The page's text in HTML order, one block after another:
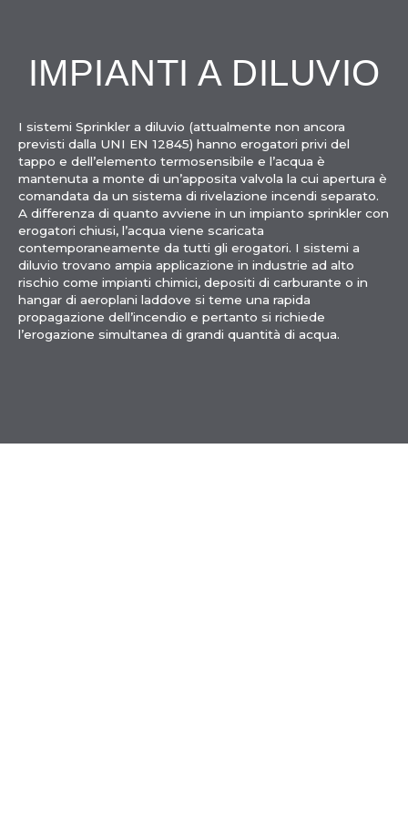
IMPIANTI A DILUVIO
I sistemi Sprinkler a diluvio (attualmente non ancora
previsti dalla UNI EN 12845) hanno erogatori privi del
tappo e dell’elemento termosensibile e l’acqua è
mantenuta a monte di un’apposita valvola la cui apertura è
comandata da un sistema di rivelazione incendi separato.
A differenza di quanto avviene in un impianto sprinkler con
erogatori chiusi, l’acqua viene scaricata
contemporaneamente da tutti gli erogatori. I sistemi a
diluvio trovano ampia applicazione in industrie ad alto
rischio come impianti chimici, depositi di carburante o in
hangar di aeroplani laddove si teme una rapida
propagazione dell’incendio e pertanto si richiede
l’erogazione simultanea di grandi quantità di acqua.